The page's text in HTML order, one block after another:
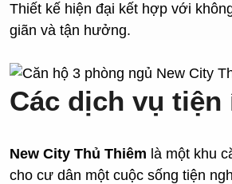
Thiết kế hiện đại kết hợp với
giãn và tận hưởng.
Các dịch vụ tiện
New City Thủ Thiêm là một khu
cho cư dân một cuộc sống tiện